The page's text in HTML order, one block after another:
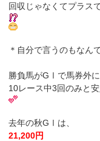
回収じゃなくてプラス
＊自分で言うのもなん
勝負馬がGⅠで馬券外
10レース中3回のみと
去年の秋GⅠは、
21,200円